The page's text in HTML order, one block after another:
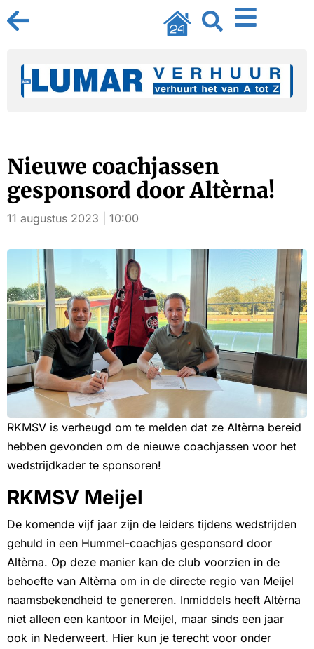
Nieuwe coachjassen
gesponsord door Altèrna!
11 augustus 2023 | 10:00
RKMSV is verheugd om te melden dat ze Altèrna bereid
hebben gevonden om de nieuwe coachjassen voor het
wedstrijdkader te sponsoren!
RKMSV Meijel
De komende vijf jaar zijn de leiders tijdens wedstrijden
gehuld in een Hummel-coachjas gesponsord door
Altèrna. Op deze manier kan de club voorzien in de
behoefte van Altèrna om in de directe regio van Meijel
naamsbekendheid te genereren. Inmiddels heeft Altèrna
niet alleen een kantoor in Meijel, maar sinds een jaar
ook in Nederweert. Hier kun je terecht voor onder